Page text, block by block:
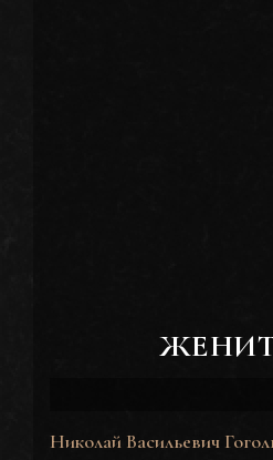
Николай Васильевич